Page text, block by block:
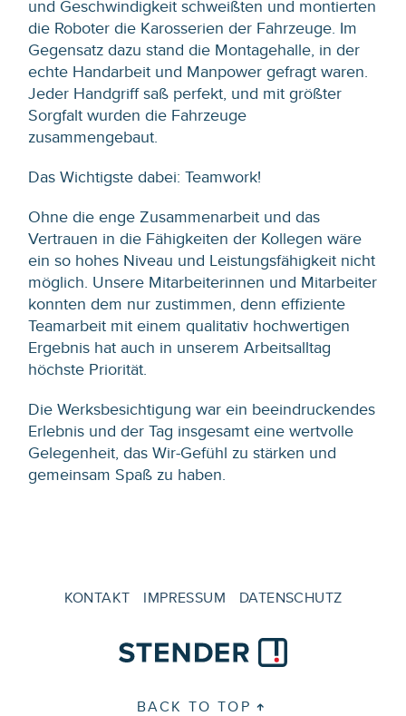
und Geschwindigkeit schweißten und montierten
die Roboter die Karosserien der Fahrzeuge. Im
Gegensatz dazu stand die Montagehalle, in der
echte Handarbeit und Manpower gefragt waren.
Jeder Handgriff saß perfekt, und mit größter
Sorgfalt wurden die Fahrzeuge
zusammengebaut.
Das Wichtigste dabei: Teamwork!
Ohne die enge Zusammenarbeit und das
Vertrauen in die Fähigkeiten der Kollegen wäre
ein so hohes Niveau und Leistungsfähigkeit nicht
möglich. Unsere Mitarbeiterinnen und Mitarbeiter
konnten dem nur zustimmen, denn effiziente
Teamarbeit mit einem qualitativ hochwertigen
Ergebnis hat auch in unserem Arbeitsalltag
höchste Priorität.
Die Werksbesichtigung war ein beeindruckendes
Erlebnis und der Tag insgesamt eine wertvolle
Gelegenheit, das Wir-Gefühl zu stärken und
gemeinsam Spaß zu haben.
KONTAKT IMPRESSUM DATENSCHUTZ
BACK TO TOP